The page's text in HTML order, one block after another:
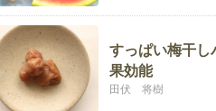
すっぱい梅干し
果効能
田伏 将樹